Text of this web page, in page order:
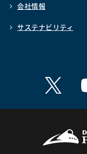
会社情報
サステナビリティ